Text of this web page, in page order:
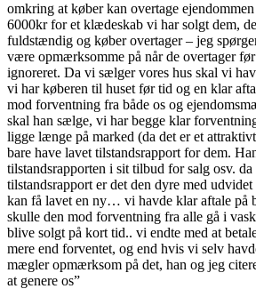
omkring at køber kan overtage
6000kr for et klædeskab vi har solgt dem,
fuldstændig og køber overtager – jeg
være opmærksomme på når de overtager
ignoreret. Da vi sælger vores hus skal vi
vi har køberen til huset før tid og en klar
mod forventning fra både os og
skal han sælge, vi har begge klar
ligge længe på marked (da det er et
bare have lavet tilstandsrapport for dem.
tilstandsrapporten i sit tilbud for salg osv.
tilstandsrapport er det den dyre med
kan få lavet en ny… vi havde klar aftale på
skulle den mod forventning fra alle gå i
blive solgt på kort tid.. vi endte med at
mere end forventet, og end hvis vi selv
mægler opmærksom på det, han og jeg
at genere os”